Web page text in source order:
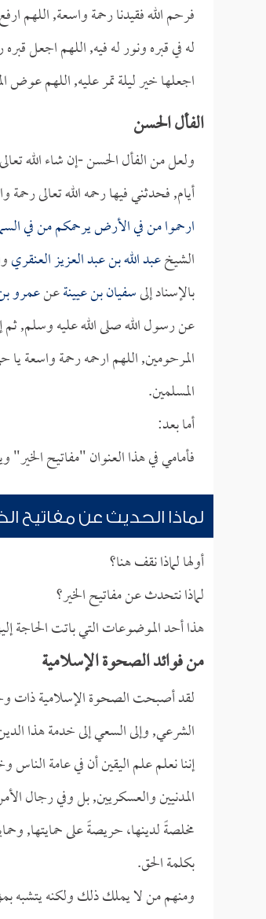
فرحم الله فقيدنا رحمة واسعة, اللهم
له في قبره ونور له فيه, اللهم اجعل
اجعلها خير ليلة تمر عليه, اللهم عوض
الفأل الحسن
ولعل من الفأل الحسن -إن شاء الله
أيام, فحدثني فيها رحمه الله تعالى
ارحموا من في الأرض يرحمكم من في
الشيخعبد الله بن عبد العزيز العنقري
بالإسناد إلىسفيان بن عيينةعنعمرو
عن رسول الله صلى الله عليه وسلم, ثم
المرحومين, اللهم ارحمه رحمة واسعة يا
المسلمين.
أما بعد:
فأمامي في هذا العنوان "مفاتيح
لماذا الحديث عن مفاتيح
أولها لماذا نقف هنا؟
لماذا نتحدث عن مفاتيح الخير؟
هذا أحد الموضوعات التي باتت الحاجة
من فوائد الصحوة الإسلامية
لقد أصبحت الصحوة الإسلامية ذات
الشرعي, وإلى السعي إلى خدمة هذا
إننا نعلم علم اليقين أن في عامة
المدنيين والعسكريين, بل وفي رجال
مخلصةً لدينها، حريصةً على حمايتها,
بكلمة الحق.
ومنهم من لا يملك ذلك ولكنه يتشبه